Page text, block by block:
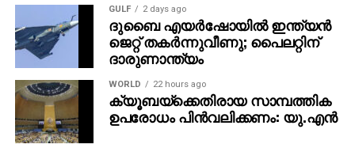
GULF 2 days ago
ദുബൈ എയര്‍ഷോയില്‍ ഇന്ത്യന്‍
ജെറ്റ് തകര്‍ന്നുവീണു; പൈലറ്റിന്
ദാരുണാന്ത്യം
WORLD 22 hours ago
ക്യൂബയ്ക്കെതിരായ സാമ്പത്തിക
ഉപരോധം പിന്‍വലിക്കണം: യു.എന്‍